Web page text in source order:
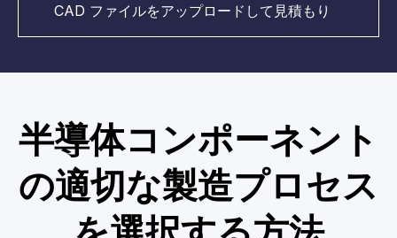
CAD ファイルをアップロードして見積もり
半導体コンポーネント
の適切な製造プロセス